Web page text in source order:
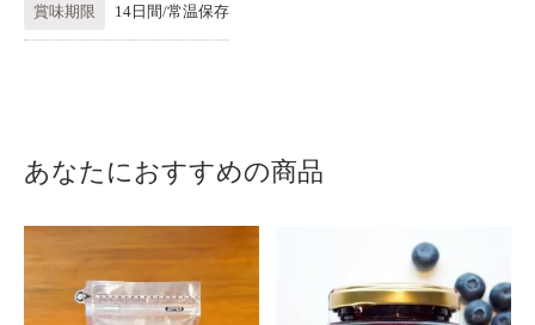
賞味期限 14日間/常温保存
あなたにおすすめの商品